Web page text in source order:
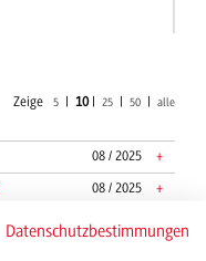
Zeige 5| 10| 25| 50| alle
08 / 2025 +
08 / 2025 +
Datenschutzbestimmungen